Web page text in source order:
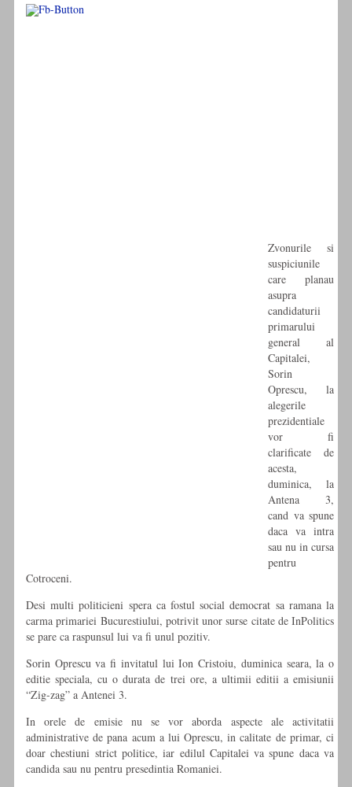
Zvonurile si
suspiciunile
care planau
asupra
candidaturii
primarului
general al
Capitalei,
Sorin
Oprescu, la
alegerile
prezidentiale
vor fi
clarificate de
acesta,
duminica, la
Antena 3,
cand va spune
daca va intra
sau nu in cursa
pentru
Cotroceni.
Desi multi politicieni spera ca fostul social democrat sa ramana la
carma primariei Bucurestiului, potrivit unor surse citate de InPolitics
se pare ca raspunsul lui va fi unul pozitiv.
Sorin Oprescu va fi invitatul lui Ion Cristoiu, duminica seara, la o
editie speciala, cu o durata de trei ore, a ultimii editii a emisiunii
“Zig-zag” a Antenei 3.
In orele de emisie nu se vor aborda aspecte ale activitatii
administrative de pana acum a lui Oprescu, in calitate de primar, ci
doar chestiuni strict politice, iar edilul Capitalei va spune daca va
candida sau nu pentru presedintia Romaniei.